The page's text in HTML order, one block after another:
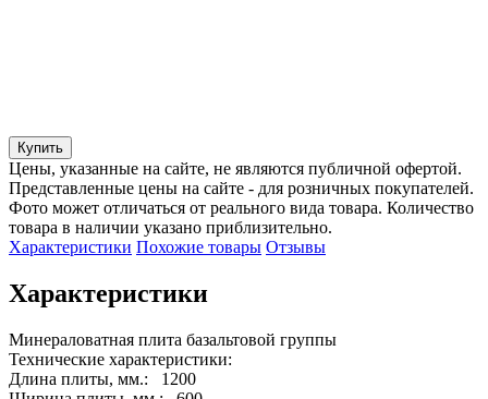
Купить
Цены, указанные на сайте, не являются публичной офертой.
Представленные цены на сайте - для розничных покупателей.
Фото может отличаться от реального вида товара. Количество
товара в наличии указано приблизительно.
Характеристики Похожие товары Отзывы
Характеристики
Минераловатная плита базальтовой группы
Технические характеристики:
Длина плиты, мм.:   1200